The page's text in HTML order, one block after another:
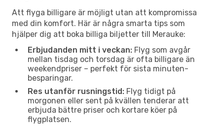
Att flyga billigare är möjligt utan att kompromissa
med din komfort. Här är några smarta tips som
hjälper dig att boka billiga biljetter till Merauke:
Erbjudanden mitt i veckan: Flyg som avgår
mellan tisdag och torsdag är ofta billigare än
weekendpriser – perfekt för sista minuten-
besparingar.
Res utanför rusningstid: Flyg tidigt på
morgonen eller sent på kvällen tenderar att
erbjuda bättre priser och kortare köer på
flygplatsen.